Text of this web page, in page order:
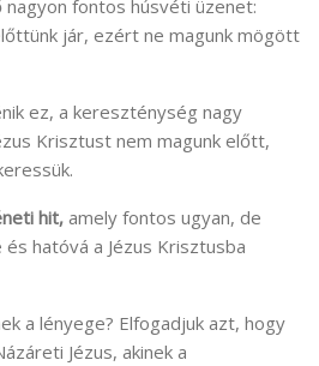
nagyon fontos húsvéti üzenet:
jár, ezért ne magunk mögött
ez, a kereszténység nagy
Krisztust nem magunk előtt,
hit, amely fontos ugyan, de
hatóvá a Jézus Krisztusba
a lényege? Elfogadjuk azt, hogy
Jézus, akinek a